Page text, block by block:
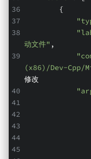
        {
动文件" ,
(x86)/Dev-Cpp/
修改